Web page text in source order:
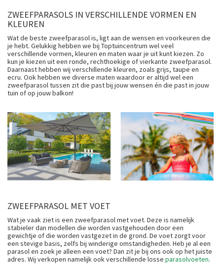
ZWEEFPARASOLS IN VERSCHILLENDE VORMEN EN
KLEUREN
Wat de beste zweefparasol is, ligt aan de wensen en voorkeuren die
je hebt. Gelukkig hebben we bij Toptuincentrum wel veel
verschillende vormen, kleuren en maten waar je uit kunt kiezen. Zo
kun je kiezen uit een ronde, rechthoekige of vierkante zweefparasol.
Daarnaast hebben wij verschillende kleuren, zoals grijs, taupe en
ecru. Ook hebben we diverse maten waardoor er altijd wel een
zweefparasol tussen zit die past bij jouw wensen én die past in jouw
tuin of op jouw balkon!
ZWEEFPARASOL MET VOET
Wat je vaak ziet is een zweefparasol met voet. Deze is namelijk
stabieler dan modellen die worden vastgehouden door een
gewichtje of die worden vastgezet in de grond. De voet zorgt voor
een stevige basis, zelfs bij winderige omstandigheden. Heb je al een
parasol en zoek je alleen een voet? Dan zit je bij ons ook op het juiste
adres. Wij verkopen namelijk ook verschillende losse parasolvoeten.